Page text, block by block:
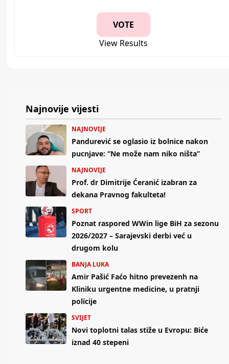
View Results
Najnovije vijesti
NAJNOVIJE
Pandurević se oglasio iz bolnice nakon
pucnjave: “Ne može nam niko ništa”
NAJNOVIJE
Prof. dr Dimitrije Ćeranić izabran za
dekana Pravnog fakulteta!
SPORT
Poznat raspored WWin lige BiH za sezonu
2026/2027 – Sarajevski derbi već u
drugom kolu
BANJA LUKA
Amir Pašić Faćo hitno prevezenh na
Kliniku urgentne medicine, u pratnji
policije
SVIJET
Novi toplotni talas stiže u Evropu: Biće
iznad 40 stepeni